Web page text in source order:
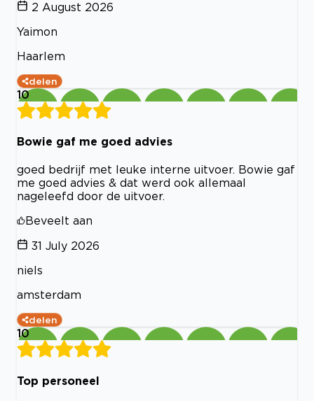
2 August 2026
Yaimon
Haarlem
delen
10
Bowie gaf me goed advies
goed bedrijf met leuke interne uitvoer. Bowie gaf
me goed advies & dat werd ook allemaal
nageleefd door de uitvoer.
Beveelt aan
31 July 2026
niels
amsterdam
delen
10
Top personeel